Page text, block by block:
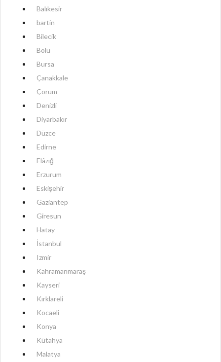
Balıkesir
bartin
Bilecik
Bolu
Bursa
Çanakkale
Çorum
Denizli
Diyarbakır
Düzce
Edirne
Elâzığ
Erzurum
Eskişehir
Gaziantep
Giresun
Hatay
İstanbul
Izmir
Kahramanmaraş
Kayseri
Kırklareli
Kocaeli
Konya
Kütahya
Malatya